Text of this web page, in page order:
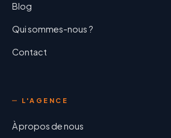
Blog
Qui sommes-nous ?
Contact
L'AGENCE
À propos de nous